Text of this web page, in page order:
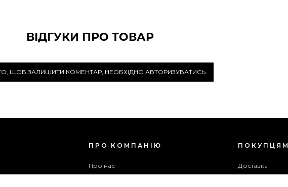
ВІДГУКИ ПРО ТОВАР
ЩОБ ЗАЛИШИТИ КОМЕНТАР, НЕОБХІДНО АВТОРИЗУВАТИСЬ.
ПРО КОМПАНІЮ
Про нас
ПОКУПЦЯМ
Доставка